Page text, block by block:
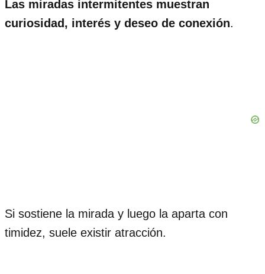
Las miradas intermitentes muestran
curiosidad, interés y deseo de conexión.
Si sostiene la mirada y luego la aparta con
timidez, suele existir atracción.